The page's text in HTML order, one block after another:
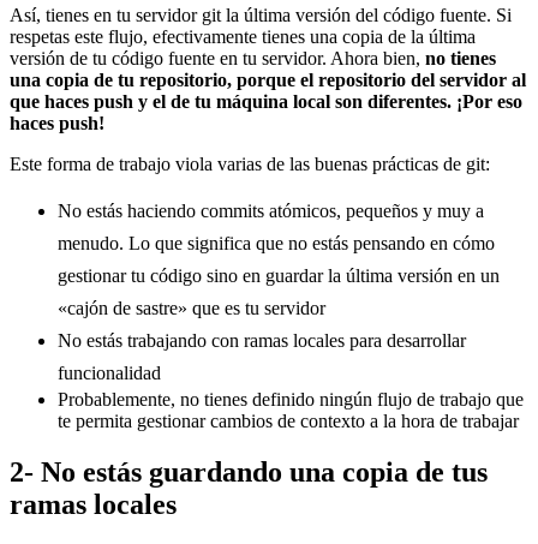
Así, tienes en tu servidor git la última versión del código fuente. Si
respetas este flujo, efectivamente tienes una copia de la última
versión de tu código fuente en tu servidor. Ahora bien, no tienes
una copia de tu repositorio, porque el repositorio del servidor al
que haces push y el de tu máquina local son diferentes. ¡Por eso
haces push!
Este forma de trabajo viola varias de las buenas prácticas de git:
No estás haciendo commits atómicos, pequeños y muy a
menudo. Lo que significa que no estás pensando en cómo
gestionar tu código sino en guardar la última versión en un
«cajón de sastre» que es tu servidor
No estás trabajando con ramas locales para desarrollar
funcionalidad
Probablemente, no tienes definido ningún flujo de trabajo que
te permita gestionar cambios de contexto a la hora de trabajar
2- No estás guardando una copia de tus
ramas locales